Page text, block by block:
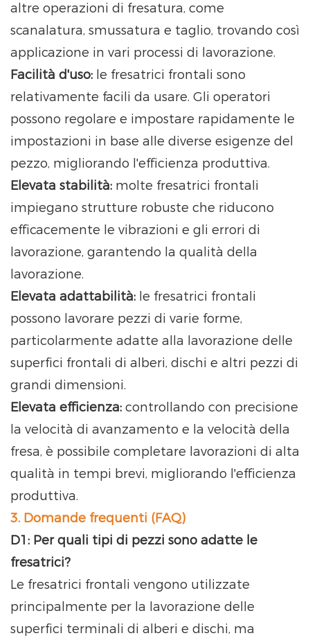
altre operazioni di fresatura, come
scanalatura, smussatura e taglio, trovando così
applicazione in vari processi di lavorazione.
Facilità d'uso: le fresatrici frontali sono
relativamente facili da usare. Gli operatori
possono regolare e impostare rapidamente le
impostazioni in base alle diverse esigenze del
pezzo, migliorando l'efficienza produttiva.
Elevata stabilità: molte fresatrici frontali
impiegano strutture robuste che riducono
efficacemente le vibrazioni e gli errori di
lavorazione, garantendo la qualità della
lavorazione.
Elevata adattabilità: le fresatrici frontali
possono lavorare pezzi di varie forme,
particolarmente adatte alla lavorazione delle
superfici frontali di alberi, dischi e altri pezzi di
grandi dimensioni.
Elevata efficienza: controllando con precisione
la velocità di avanzamento e la velocità della
fresa, è possibile completare lavorazioni di alta
qualità in tempi brevi, migliorando l'efficienza
produttiva.
3. Domande frequenti (FAQ)
D1: Per quali tipi di pezzi sono adatte le
fresatrici?
Le fresatrici frontali vengono utilizzate
principalmente per la lavorazione delle
superfici terminali di alberi e dischi, ma